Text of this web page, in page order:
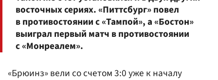
восточных сериях. «Питтсбург» повел
в противостоянии с «Тампой», а «Бостон»
выиграл первый матч в противостоянии
с «Монреалем».
«Брюинз» вели со счетом 3:0 уже к началу